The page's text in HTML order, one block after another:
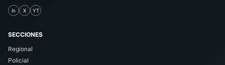
in X YT
SECCIONES
Regional
Policial